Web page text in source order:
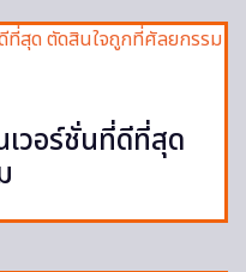
เวอร์ชั่นที่ดีที่สุด